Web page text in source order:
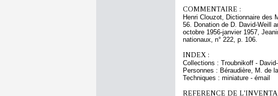
COMMENTAIRE :
Henri Clouzot, Dictionnaire des
56. Donation de D. David-Weill
octobre 1956-janvier 1957,
nationaux, n° 222, p. 106.
INDEX :
Collections : Troubnikoff -
Personnes : Béraudière, M. de la
Techniques : miniature - émail
REFERENCE DE